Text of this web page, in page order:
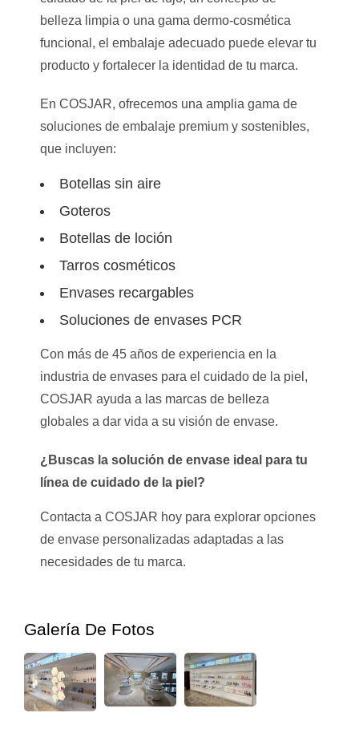
belleza limpia o una gama dermo-cosmética
funcional, el embalaje adecuado puede elevar tu
producto y fortalecer la identidad de tu marca.
En COSJAR, ofrecemos una amplia gama de
soluciones de embalaje premium y sostenibles,
que incluyen:
Botellas sin aire
Goteros
Botellas de loción
Tarros cosméticos
Envases recargables
Soluciones de envases PCR
Con más de 45 años de experiencia en la
industria de envases para el cuidado de la piel,
COSJAR ayuda a las marcas de belleza
globales a dar vida a su visión de envase.
¿Buscas la solución de envase ideal para tu
línea de cuidado de la piel?
Contacta a COSJAR hoy para explorar opciones
de envase personalizadas adaptadas a las
necesidades de tu marca.
Galería De Fotos